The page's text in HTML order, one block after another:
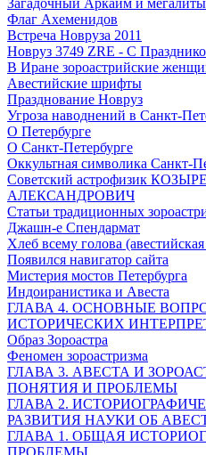
Флаг Ахеменидов
Встреча Новруза 2011
Новруз 3749 ZRE - С
В Иране зороастрийские
Авестийские шрифты
Празднование Новруз
Угроза наводнений в Санкт-
О Петербурге
O Санкт-Петербурге
Оккультная символика Санкт-
Советский астрофизик
АЛЕКСАНДРОВИЧ
Статьи традиционных
Джашн-е Спендармат
Хлеб всему голова
Появился навигатор сайта
Мистерия мостов Петербурга
Индоиранистика и Авеста
ГЛАВА 4. ОСНОВНЫЕ
ИСТОРИЧЕСКИХ
Образ Зороастра
Феномен зороастризма
ГЛАВА 3. АВЕСТА И
ПОНЯТИЯ И ПРОБЛЕМЫ
ГЛАВА 2.
РАЗВИТИЯ НАУКИ ОБ
ГЛАВА 1. ОБЩАЯ
ПРОБЛЕМЫ